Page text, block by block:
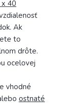
40
Ak
to
drôte.
ocelovej
vhodné
ostnaté